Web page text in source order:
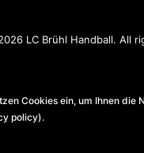
LC Brühl Handball. All
Cookies ein, um Ihnen die
policy).